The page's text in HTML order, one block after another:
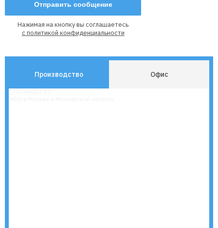
Производство Офис
Нажимая на кнопку вы соглашаетесь
с политикой конфиденциальности